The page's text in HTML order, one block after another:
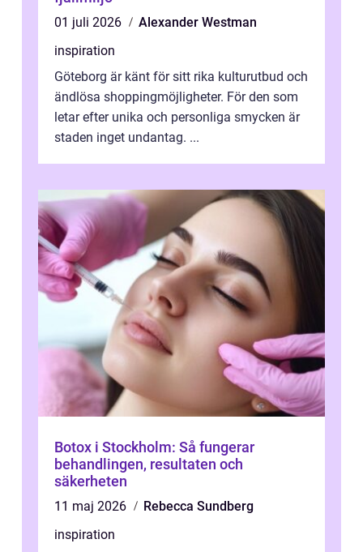
01 juli 2026
Alexander Westman
inspiration
Göteborg är känt för sitt rika kulturutbud och
ändlösa shoppingmöjligheter. För den som
letar efter unika och personliga smycken är
staden inget undantag. ...
Botox i Stockholm: Så fungerar
behandlingen, resultaten och
säkerheten
11 maj 2026
Rebecca Sundberg
inspiration